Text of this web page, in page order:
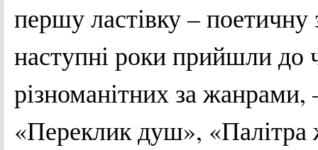
першуластівку–поетичну
наступнірокиприйшлидо
різноманітних зажанрами,
«Перекликдуш», «Палітра